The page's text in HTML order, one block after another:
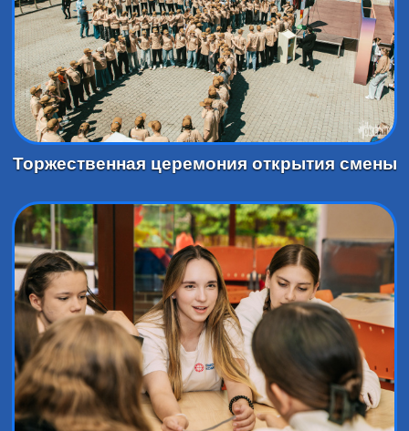
Торжественная церемония открытия смены